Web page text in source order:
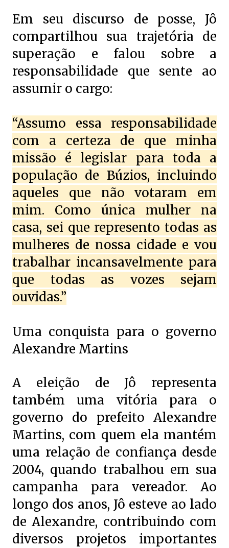
Em seu discurso de posse, Jô
compartilhou sua trajetória de
superação e falou sobre a
responsabilidade que sente ao
assumir o cargo:
“Assumo essa responsabilidade
com a certeza de que minha
missão é legislar para toda a
população de Búzios, incluindo
aqueles que não votaram em
mim. Como única mulher na
casa, sei que represento todas as
mulheres de nossa cidade e vou
trabalhar incansavelmente para
que todas as vozes sejam
ouvidas.”
Uma conquista para o governo
Alexandre Martins
A eleição de Jô representa
também uma vitória para o
governo do prefeito Alexandre
Martins, com quem ela mantém
uma relação de confiança desde
2004, quando trabalhou em sua
campanha para vereador. Ao
longo dos anos, Jô esteve ao lado
de Alexandre, contribuindo com
diversos projetos importantes